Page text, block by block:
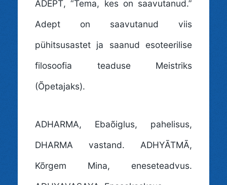
ADEPT, “Tema, kes on saavutanud.”
Adept on saavutanud viis
pühitsusastet ja saanud esoteerilise
filosoofia teaduse Meistriks
(Õpetajaks).
ADHARMA, Ebaõiglus, pahelisus,
DHARMA vastand. ADHYĀTMĀ,
Kõrgem Mina, eneseteadvus.